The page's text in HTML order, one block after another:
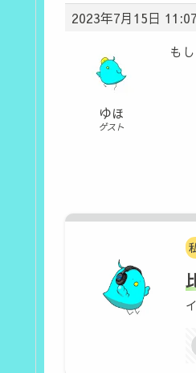
2023年7月15日
ゆほ
ゲスト
も